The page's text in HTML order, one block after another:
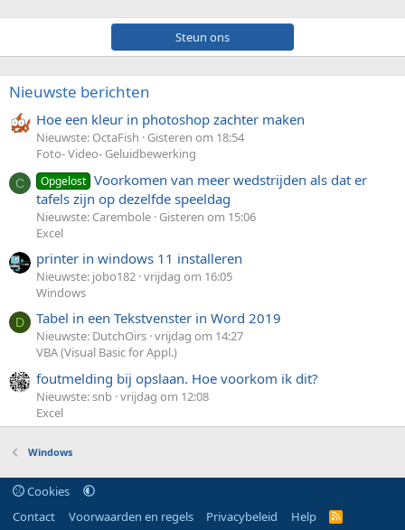
Steun ons
Nieuwste berichten
Hoe een kleur in photoshop zachter maken
Nieuwste: OctaFish
Gisteren om 18:54
Foto- Video- Geluidbewerking
C Opgelost Voorkomen van meer wedstrijden als dat er
tafels zijn op dezelfde speeldag
Nieuwste: Carembole Gisteren om 15:06
Excel
printer in windows 11 installeren
Nieuwste: jobo182 vrijdag om 16:05
Windows
D Tabel in een Tekstvenster in Word 2019
Nieuwste: DutchOirs vrijdag om 14:27
VBA (Visual Basic for Appl.)
foutmelding bij opslaan. Hoe voorkom ik dit?
Nieuwste: snb vrijdag om 12:08
Excel
Windows
Cookies
Contact
Voorwaarden en regels Privacybeleid Help
R